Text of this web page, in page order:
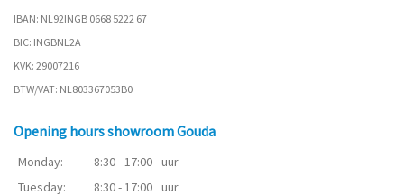
IBAN: NL92INGB 0668 5222 67
BIC: INGBNL2A
KVK: 29007216
BTW/VAT: NL803367053B0
Opening hours showroom Gouda
Monday: 8:30 - 17:00 uur
Tuesday:
8:30 - 17:00 uur